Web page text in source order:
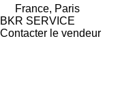
France, Paris
BKR SERVICE
Contacter le vendeur